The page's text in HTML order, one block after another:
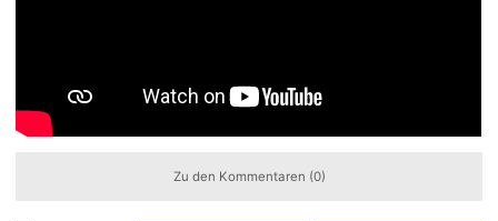
Zu den Kommentaren (0)